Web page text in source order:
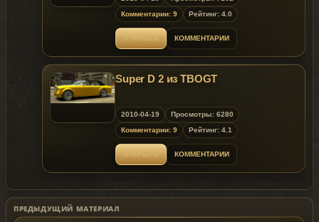
Комментарии: 9
Рейтинг: 4.0
ОТКРЫТЬ КОММЕНТАРИИ
Super D 2 из TBOGT
2010-04-19
Просмотры: 6280
Комментарии: 9
Рейтинг: 4.1
ОТКРЫТЬ КОММЕНТАРИИ
ПРЕДЫДУЩИЙ МАТЕРИАЛ